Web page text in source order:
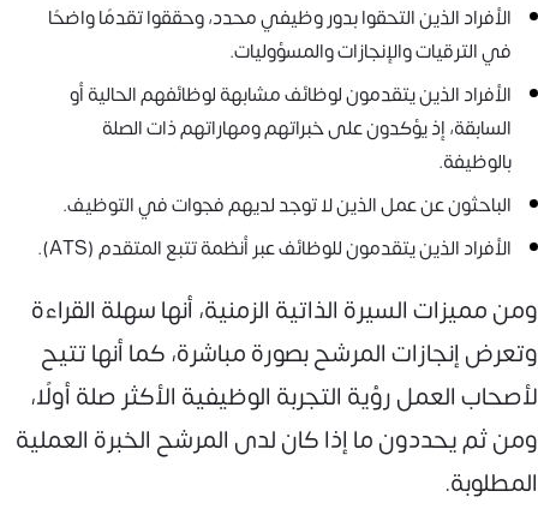
الأفراد الذين التحقوا بدور وظيفي محدد، وحققوا تقدمًا واضحًا
في الترقيات والإنجازات والمسؤوليات.
الأفراد الذين يتقدمون لوظائف مشابهة لوظائفهم الحالية أو
السابقة، إذ يؤكدون على خبراتهم ومهاراتهم ذات الصلة
بالوظيفة.
الباحثون عن عمل الذين لا توجد لديهم فجوات في التوظيف.
الأفراد الذين يتقدمون للوظائف عبر أنظمة تتبع المتقدم (ATS).
ومن مميزات السيرة الذاتية الزمنية، أنها سهلة القراءة
وتعرض إنجازات المرشح بصورة مباشرة، كما أنها تتيح
لأصحاب العمل رؤية التجربة الوظيفية الأكثر صلة أولًا،
ومن ثم يحددون ما إذا كان لدى المرشح الخبرة العملية
المطلوبة.